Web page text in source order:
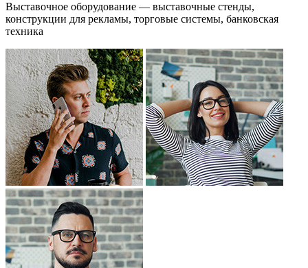
Выставочное оборудование — выставочные стенды,
конструкции для рекламы, торговые системы, банковская
техника